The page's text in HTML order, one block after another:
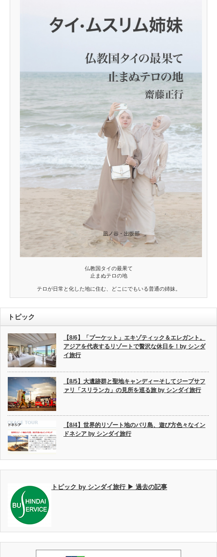
仏教国タイの最果て
止まぬテロの地
テロが日常と化した地に住む、どこにでもいる普通の姉妹。
トピック
【8/6】「プーケット」エキゾティック＆エレガント。
アジアを代表するリゾートで贅沢な休日を！by シンダ
イ旅行
【8/5】大遺跡群と聖地キャンディーそしてジープサフ
ァリ「スリランカ」の見所を巡る旅 by シンダイ旅行
【8/4】世界的リゾート地のバリ島、遊び方色々なイン
ドネシア by シンダイ旅行
トピック by シンダイ旅行 ▶ 過去の記事